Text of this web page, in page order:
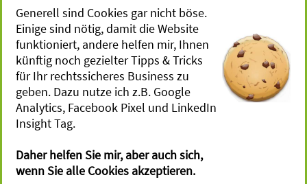
Generell sind Cookies gar nicht böse.
Einige sind nötig, damit die Website
funktioniert, andere helfen mir, Ihnen
künftig noch gezielter Tipps & Tricks
für Ihr rechtssicheres Business zu
geben. Dazu nutze ich z.B. Google
Analytics, Facebook Pixel und LinkedIn
Insight Tag.
Daher helfen Sie mir, aber auch sich,
wenn Sie alle Cookies akzeptieren.
Camps
für Workshops
Terminvereinbarung
Gesetzes­vorgaben
Impressum
Datenschutz
Julia Ruch -
Magirus - Deutz - Str. 12
D - 89077 Ulm